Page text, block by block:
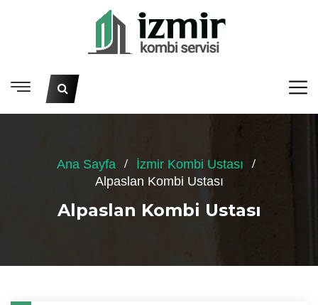
Ana Sayfa
İzmir Kombi Ustası
Alpaslan Kombi Ustası
Alpaslan Kombi Ustası